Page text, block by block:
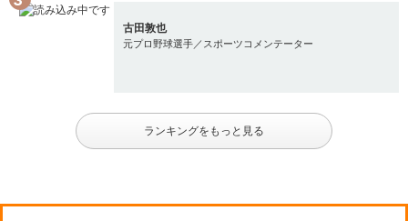
古田敦也
元プロ野球選手／スポーツコメンテーター
ランキングをもっと見る